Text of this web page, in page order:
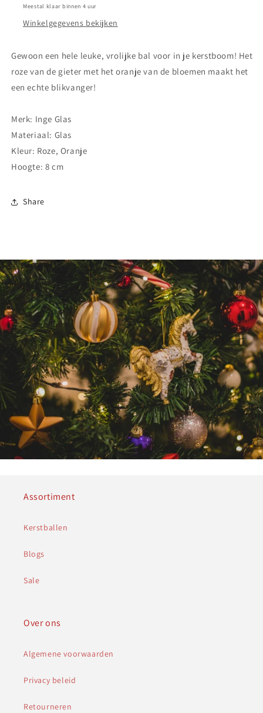
Meestal klaar binnen 4 uur
Winkelgegevens bekijken
Gewoon een hele leuke, vrolijke bal voor in je kerstboom! Het
roze van de gieter met het oranje van de bloemen maakt het
een echte blikvanger!
Merk: Inge Glas
Materiaal: Glas
Kleur: Roze, Oranje
Hoogte: 8 cm
Share
Assortiment
Kerstballen
Blogs
Sale
Over ons
Algemene voorwaarden
Privacy beleid
Retourneren